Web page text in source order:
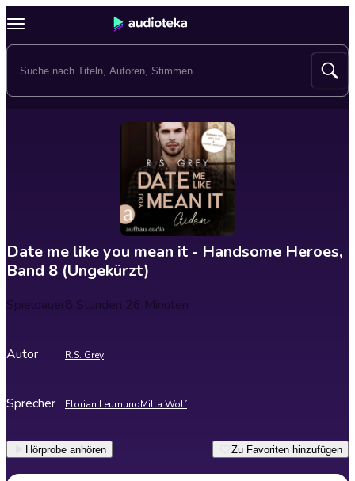
Date me like you mean it - Handsome Heroes,
Band 8 (Ungekürzt)
Spieldauer8 Stunden 26 Minuten
Autor R.S. Grey
Sprecher Florian LeumundMilla Wolf
Hörprobe anhören Zu Favoriten hinzufügen